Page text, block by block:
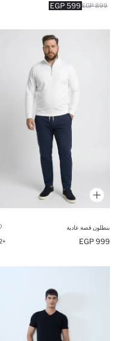
599 EGP 899 EGP
بنطلون قصة عادية
999 EGP
+2